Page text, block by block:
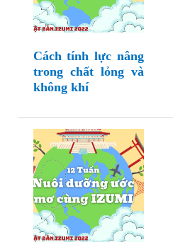
Cách tính lực nâng
trong chất lỏng và
không khí